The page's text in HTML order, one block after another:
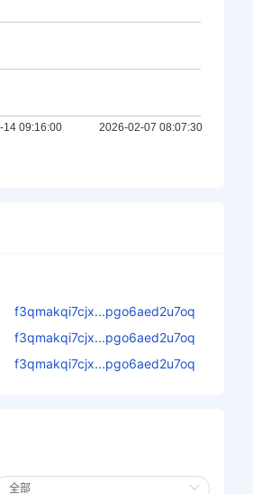
f3qmakqi7cjx...pgo6aed2u7oq
f3qmakqi7cjx...pgo6aed2u7oq
f3qmakqi7cjx...pgo6aed2u7oq